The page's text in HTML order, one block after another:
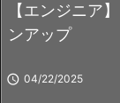
【エンジニア
ンアップ
 04/22/2025